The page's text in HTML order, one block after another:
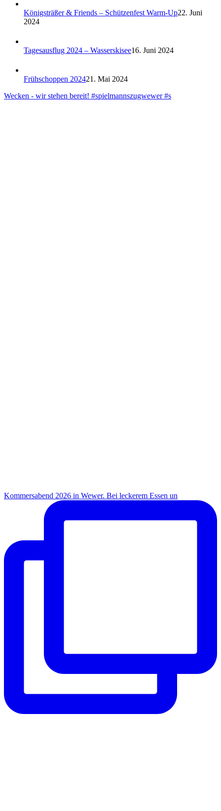
Königsträßer & Friends – Schützenfest Warm-Up22. Juni
2024
Tagesausflug 2024 – Wasserskisee16. Juni 2024
Frühschoppen 202421. Mai 2024
Wecken - wir stehen bereit! #spielmannszugwewer #s
Kommersabend 2026 in Wewer. Bei leckerem Essen un